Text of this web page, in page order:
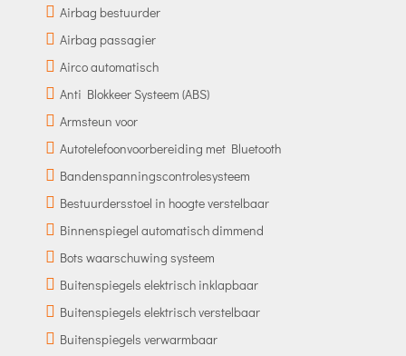
Airbag bestuurder
Airbag passagier
Airco automatisch
Anti Blokkeer Systeem (ABS)
Armsteun voor
Autotelefoonvoorbereiding met Bluetooth
Bandenspanningscontrolesysteem
Bestuurdersstoel in hoogte verstelbaar
Binnenspiegel automatisch dimmend
Bots waarschuwing systeem
Buitenspiegels elektrisch inklapbaar
Buitenspiegels elektrisch verstelbaar
Buitenspiegels verwarmbaar